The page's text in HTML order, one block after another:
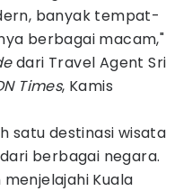
banyak tempat-
berbagai macam,"
dari Travel Agent Sri
Times, Kamis
satu destinasi wisata
berbagai negara.
Kuala